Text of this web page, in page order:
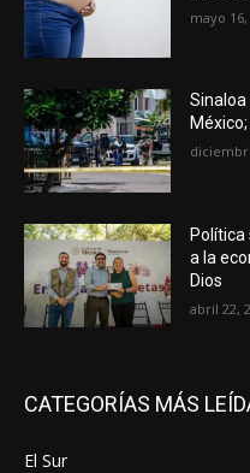
mayo 16,
a la
Dios
abril 22,
CATEGORÍAS MÁS
El Sur